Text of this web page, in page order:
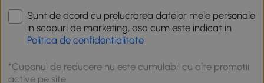
Sunt de acord cu prelucrarea datelor mele personale
in scopuri de marketing, asa cum este indicat in
Politica de confidentialitate
*Cuponul de reducere nu este cumulabil cu alte promotii
active pe site